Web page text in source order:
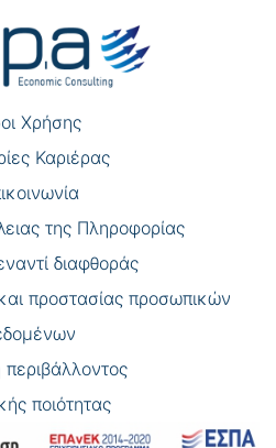
Χρήσης
Καριέρας
της Πληροφορίας
διαφθοράς
προστασίας προσωπικών
περιβάλλοντος
ποιότητας